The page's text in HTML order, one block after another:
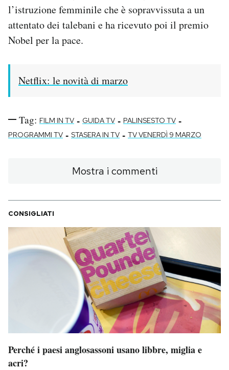
l’istruzione femminile che è sopravvissuta a un
attentato dei talebani e ha ricevuto poi il premio
Nobel per la pace.
Netflix: le novità di marzo
Tag: FILM IN TV - GUIDA TV - PALINSESTO TV -
PROGRAMMI TV - STASERA IN TV - TV VENERDÌ 9 MARZO
Mostra i commenti
CONSIGLIATI
Perché i paesi anglosassoni usano libbre, miglia e
acri?